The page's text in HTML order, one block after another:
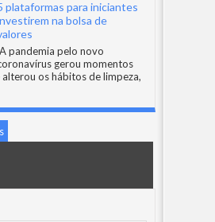
plataformas para iniciantes
na bolsa de
A pandemia pelo novo
gerou momentos
alterou os hábitos de limpeza,